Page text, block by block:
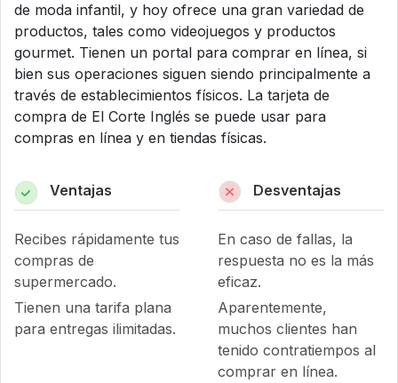
de moda infantil, y hoy ofrece una gran variedad de
productos, tales como videojuegos y productos
gourmet. Tienen un portal para comprar en línea, si
bien sus operaciones siguen siendo principalmente a
través de establecimientos físicos. La tarjeta de
compra de El Corte Inglés se puede usar para
compras en línea y en tiendas físicas.
Ventajas
Recibes rápidamente tus
compras de
supermercado.
Tienen una tarifa plana
para entregas ilimitadas.
Desventajas
En caso de fallas, la
respuesta no es la más
eficaz.
Aparentemente,
muchos clientes han
tenido contratiempos al
comprar en línea.